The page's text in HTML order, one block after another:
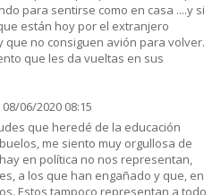
para sentirse como en casa ....y si
están hoy por el extranjero
que no consiguen avión para volver.
que les da vueltas en sus
08/06/2020 08:15
que heredé de la educación
me siento muy orgullosa de
en política no nos representan,
a los que han engañado y que, en